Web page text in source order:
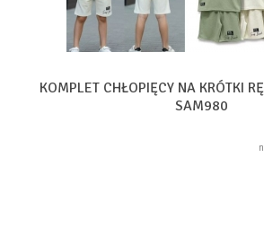
KOMPLET CHŁOPIĘCY NA KRÓTKI
SAM980